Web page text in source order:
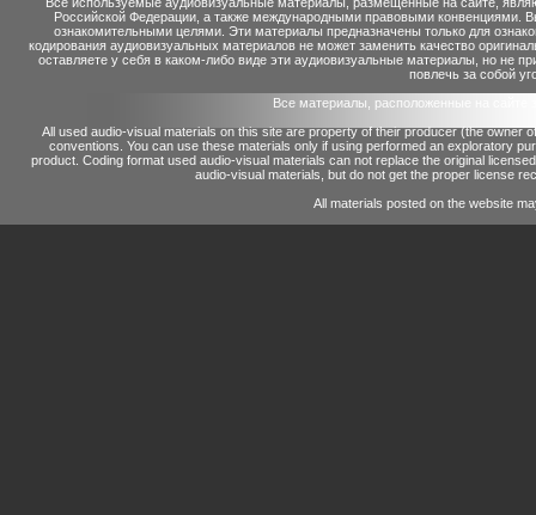
Российской Федерации, а также международными правовыми конвенциями.
ознакомительными целями. Эти материалы предназначены только для
кодирования аудиовизуальных материалов не может заменить качество
оставляете у себя в каком-либо виде эти аудиовизуальные материалы, но не
повлечь за собой
Все материалы, расположенные на сайте
All used audio-visual materials on this site are property of their producer (the owner
conventions. You can use these materials only if using performed an exploratory
product. Coding format used audio-visual materials can not replace the original
audio-visual materials, but do not get the proper license
All materials posted on the website